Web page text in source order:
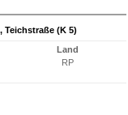
Teichstraße (K 5)
Land
RP